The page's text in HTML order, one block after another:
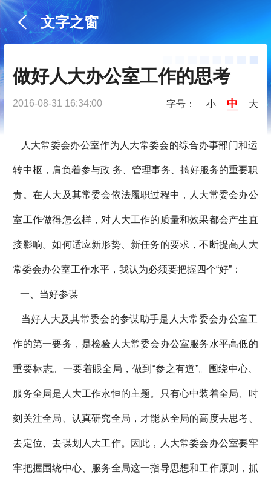
文字之窗
做好人大办公室工作的思考
2016-08-31 16:34:00 字号： 小 中 大
人大常委会办公室作为人大常委会的综合办事部门和运
转中枢，肩负着参与政 务、管理事务、搞好服务的重要职
责。在人大及其常委会依法履职过程中，人大常委会办公
室工作做得怎么样，对人大工作的质量和效果都会产生直
接影响。如何适应新形势、新任务的要求，不断提高人大
常委会办公室工作水平，我认为必须要把握四个“好”：
一、当好参谋
当好人大及其常委会的参谋助手是人大常委会办公室工
作的第一要务，是检验人大常委会办公室服务水平高低的
重要标志。一要着眼全局，做到“参之有道”。围绕中心、
服务全局是人大工作永恒的主题。只有心中装着全局、时
刻关注全局、认真研究全局，才能从全局的高度去思考、
去定位、去谋划人大工作。因此，人大常委会办公室要牢
牢把握围绕中心、服务全局这一指导思想和工作原则，抓